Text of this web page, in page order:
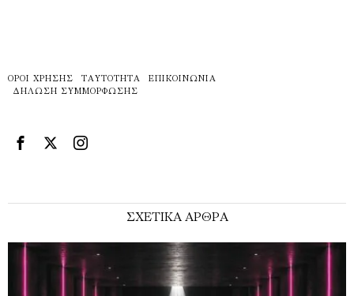
ΌΡΟΙ ΧΡΉΣΗΣ ΤΑΥΤΌΤΗΤΑ
ΕΠΙΚΟΙΝΩΝΊΑ
ΔΉΛΩΣΗ ΣΥΜΜΌΡΦΩΣΗΣ
ΣΧΕΤΙΚΑ ΑΡΘΡΑ